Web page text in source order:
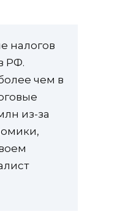
налогов
РФ.
чем в
из-за